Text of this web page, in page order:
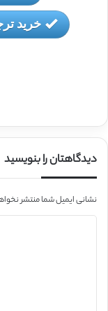
خرید
دیدگاهتان را بنویسید
نشانی ایمیل شما منتشر